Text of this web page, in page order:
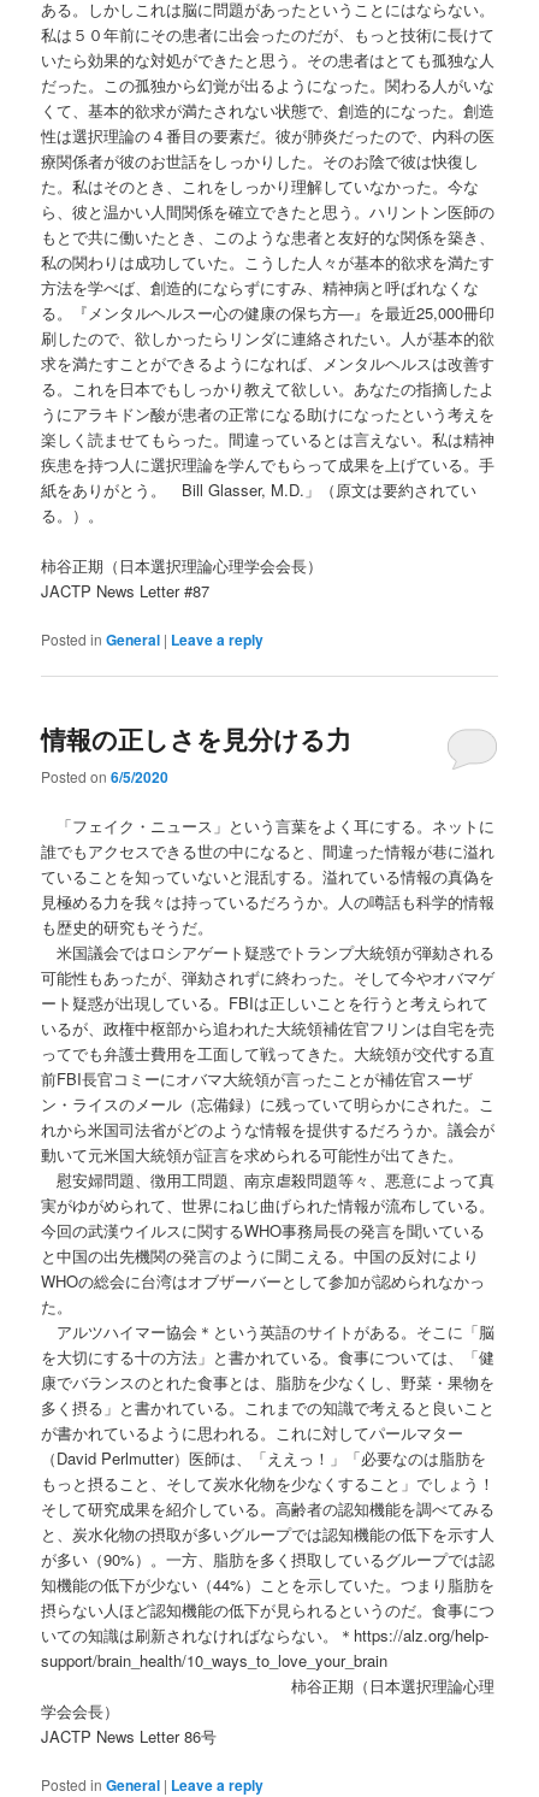
ある。しかしこれは脳に問題があったということにはならない。
私は５０年前にその患者に出会ったのだが、もっと技術に長けて
いたら効果的な対処ができたと思う。その患者はとても孤独な人
だった。この孤独から幻覚が出るようになった。関わる人がいな
くて、基本的欲求が満たされない状態で、創造的になった。創造
性は選択理論の４番目の要素だ。彼が肺炎だったので、内科の医
療関係者が彼のお世話をしっかりした。そのお陰で彼は快復し
た。私はそのとき、これをしっかり理解していなかった。今な
ら、彼と温かい人間関係を確立できたと思う。ハリントン医師の
もとで共に働いたとき、このような患者と友好的な関係を築き、
私の関わりは成功していた。こうした人々が基本的欲求を満たす
方法を学べば、創造的にならずにすみ、精神病と呼ばれなくな
る。『メンタルヘルスー心の健康の保ち方―』を最近25,000冊印
刷したので、欲しかったらリンダに連絡されたい。人が基本的欲
求を満たすことができるようになれば、メンタルヘルスは改善す
る。これを日本でもしっかり教えて欲しい。あなたの指摘したよ
うにアラキドン酸が患者の正常になる助けになったという考えを
楽しく読ませてもらった。間違っているとは言えない。私は精神
疾患を持つ人に選択理論を学んでもらって成果を上げている。手
紙をありがとう。 Bill Glasser, M.D.」（原文は要約されてい
る。）。
柿谷正期（日本選択理論心理学会会長）
JACTP News Letter #87
Posted in General | Leave a reply
情報の正しさを見分ける力
Posted on6/5/2020
「フェイク・ニュース」という言葉をよく耳にする。ネットに
誰でもアクセスできる世の中になると、間違った情報が巷に溢れ
ていることを知っていないと混乱する。溢れている情報の真偽を
見極める力を我々は持っているだろうか。人の噂話も科学的情報
も歴史的研究もそうだ。
米国議会ではロシアゲート疑惑でトランプ大統領が弾劾される
可能性もあったが、弾劾されずに終わった。そして今やオバマゲ
ート疑惑が出現している。FBIは正しいことを行うと考えられて
いるが、政権中枢部から追われた大統領補佐官フリンは自宅を売
ってでも弁護士費用を工面して戦ってきた。大統領が交代する直
前FBI長官コミーにオバマ大統領が言ったことが補佐官スーザ
ン・ライスのメール（忘備録）に残っていて明らかにされた。こ
れから米国司法省がどのような情報を提供するだろうか。議会が
動いて元米国大統領が証言を求められる可能性が出てきた。
慰安婦問題、徴用工問題、南京虐殺問題等々、悪意によって真
実がゆがめられて、世界にねじ曲げられた情報が流布している。
今回の武漢ウイルスに関するWHO事務局長の発言を聞いている
と中国の出先機関の発言のように聞こえる。中国の反対により
WHOの総会に台湾はオブザーバーとして参加が認められなかっ
た。
アルツハイマー協会＊という英語のサイトがある。そこに「脳
を大切にする十の方法」と書かれている。食事については、「健
康でバランスのとれた食事とは、脂肪を少なくし、野菜・果物を
多く摂る」と書かれている。これまでの知識で考えると良いこと
が書かれているように思われる。これに対してパールマター
（David Perlmutter）医師は、「ええっ！」「必要なのは脂肪を
もっと摂ること、そして炭水化物を少なくすること」でしょう！
そして研究成果を紹介している。高齢者の認知機能を調べてみる
と、炭水化物の摂取が多いグループでは認知機能の低下を示す人
が多い（90%）。一方、脂肪を多く摂取しているグループでは認
知機能の低下が少ない（44%）ことを示していた。つまり脂肪を
摂らない人ほど認知機能の低下が見られるというのだ。食事につ
いての知識は刷新されなければならない。＊https://alz.org/help-
support/brain_health/10_ways_to_love_your_brain
柿谷正期（日本選択理論心理
学会会長）
JACTP News Letter 86号
Posted in General | Leave a reply